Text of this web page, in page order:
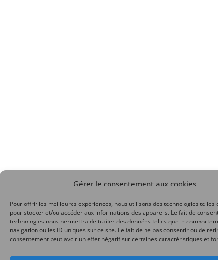
Gérer le consentement aux cookies
Pour offrir les meilleures expériences, nous utilisons des technologies telles
pour stocker et/ou accéder aux informations des appareils. Le fait de
technologies nous permettra de traiter des données telles que le
navigation ou les ID uniques sur ce site. Le fait de ne pas consentir ou de
consentement peut avoir un effet négatif sur certaines caractéristiques et